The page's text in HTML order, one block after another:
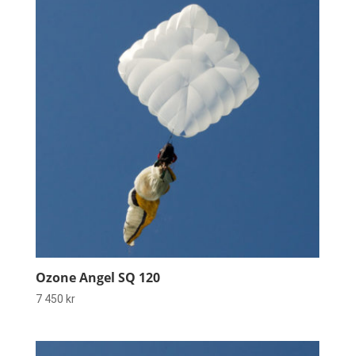
Ozone Angel SQ 120
7 450 kr